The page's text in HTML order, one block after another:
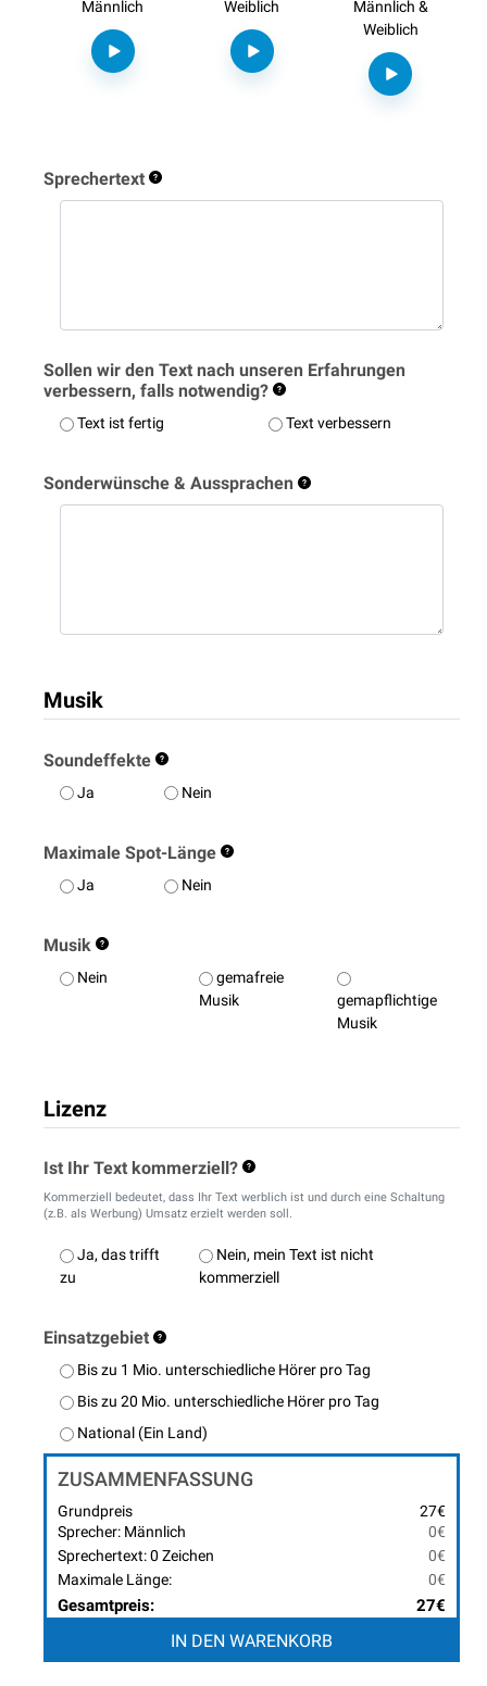
Männlich Weiblich
Männlich &
Weiblich
Sprechertext
Sollen wir den Text nach unseren Erfahrungen
verbessern, falls notwendig?
Text ist fertig Text verbessern
Sonderwünsche & Aussprachen
Musik
Soundeffekte
Ja Nein
Maximale Spot-Länge
Ja Nein
Musik
Nein
gemafreie
Musik
gemapflichtige
Musik
Lizenz
Ist Ihr Text kommerziell?
Kommerziell bedeutet, dass Ihr Text werblich ist und durch eine Schaltung
(z.B. als Werbung) Umsatz erzielt werden soll.
Ja, das trifft
zu
Nein, mein Text ist nicht
kommerziell
Einsatzgebiet
Bis zu 1 Mio. unterschiedliche Hörer pro Tag
Bis zu 20 Mio. unterschiedliche Hörer pro Tag
National (Ein Land)
ZUSAMMENFASSUNG
Grundpreis
27€
Sprecher: Männlich
0€
Sprechertext: 0 Zeichen
0€
Maximale Länge:
0€
Gesamtpreis: 27€
IN DEN WARENKORB